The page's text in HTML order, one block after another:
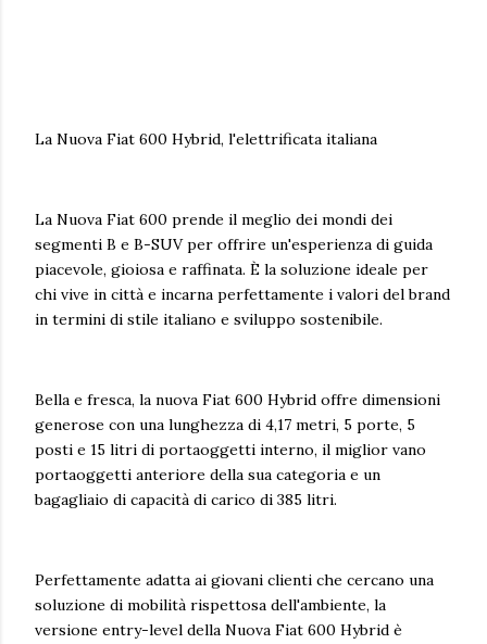
La Nuova Fiat 600 Hybrid, l'elettrificata italiana
La Nuova Fiat 600 prende il meglio dei mondi dei
segmenti B e B-SUV per offrire un'esperienza di guida
piacevole, gioiosa e raffinata. È la soluzione ideale per
chi vive in città e incarna perfettamente i valori del brand
in termini di stile italiano e sviluppo sostenibile.
Bella e fresca, la nuova Fiat 600 Hybrid offre dimensioni
generose con una lunghezza di 4,17 metri, 5 porte, 5
posti e 15 litri di portaoggetti interno, il miglior vano
portaoggetti anteriore della sua categoria e un
bagagliaio di capacità di carico di 385 litri.
Perfettamente adatta ai giovani clienti che cercano una
soluzione di mobilità rispettosa dell'ambiente, la
versione entry-level della Nuova Fiat 600 Hybrid è